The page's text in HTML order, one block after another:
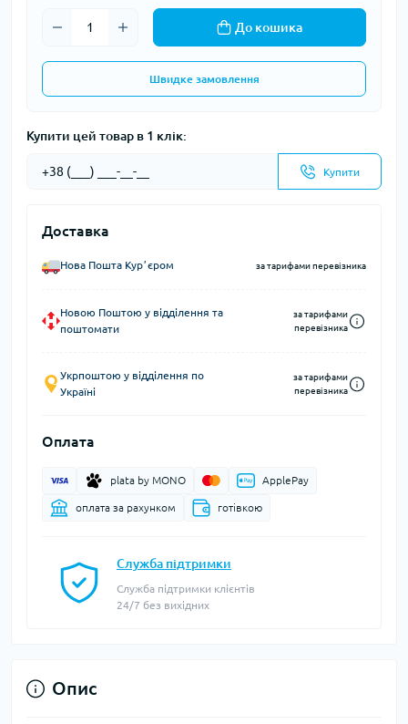
До кошика
Швидке замовлення
Купити цей товар в 1 клік:
Купити
Доставка
Нова Пошта Курʼєром за тарифами перевізника
Новою Поштою у відділення та
поштомати
за тарифами
перевізника
Укрпоштою у відділення по
Україні
за тарифами
перевізника
Оплата
plata by MONO ApplePay
оплата за рахунком готівкою
Служба підтримки
Служба підтримки клієнтів
24/7 без вихідних
Опис